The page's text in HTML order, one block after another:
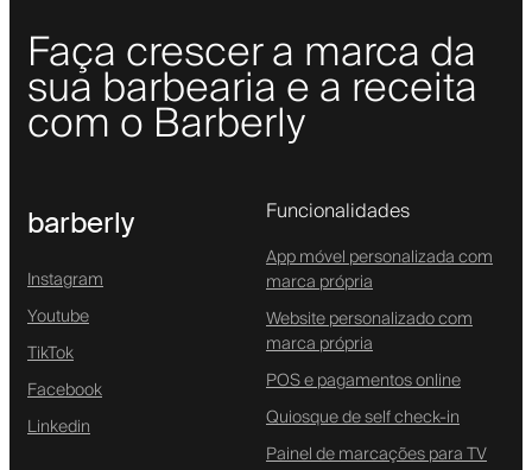
Faça crescer a marca da
sua barbearia e a receita
com o Barberly
barberly
Instagram
Youtube
TikTok
Facebook
Linkedin
Funcionalidades
App móvel personalizada com
marca própria
Website personalizado com
marca própria
POS e pagamentos online
Quiosque de self check-in
Painel de marcações para TV